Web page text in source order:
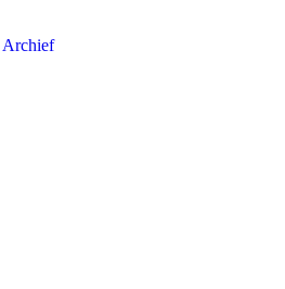
Archief